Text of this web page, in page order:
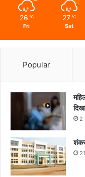
26 ℃
Fri
27 ℃
Sat
Popular
2